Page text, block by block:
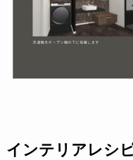
インテリアレシ